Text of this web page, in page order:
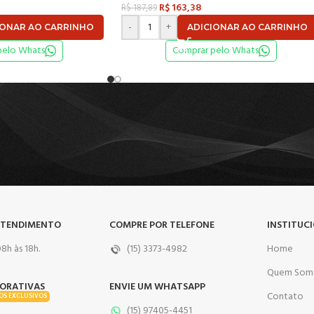
AO CARRINHO
Whats
R$187,89 R$163,38
-
+ ADICIONAR AO CARRINHO
Comprar pelo Whats
às 18h.
EXCLUSIVOS
COMPRE POR TELEFONE
(15) 3373-4982
ENVIE UM WHATSAPP
Home
Quem
Contato